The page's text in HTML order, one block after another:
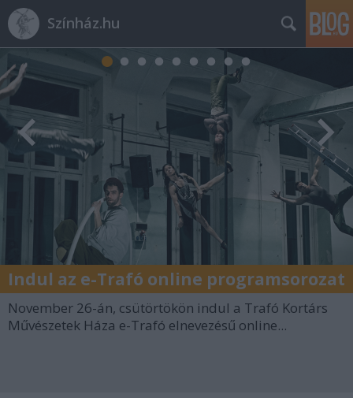
Színház.hu
Indul az e-Trafó online programsorozat
November 26-án, csütörtökön indul a Trafó Kortárs
Művészetek Háza e-Trafó elnevezésű online...